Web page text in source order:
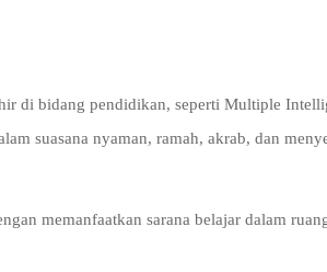
di bidang pendidikan, seperti Multiple
suasana nyaman, ramah, akrab, dan
memanfaatkan sarana belajar dalam